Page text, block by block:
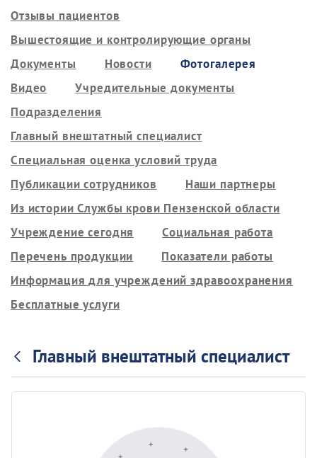
Отзывы пациентов
Вышестоящие и контролирующие органы
Документы
Новости
Фотогалерея
Видео
Учредительные документы
Подразделения
Главный внештатный специалист
Специальная оценка условий труда
Публикации сотрудников
Наши партнеры
Из истории Службы крови Пензенской области
Учреждение сегодня
Социальная работа
Перечень продукции
Показатели работы
Информация для учреждений здравоохранения
Бесплатные услуги
Главный внештатный специалист